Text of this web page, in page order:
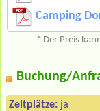
Camping
* Der Preis
Buchung/
Zeltplätze: ja